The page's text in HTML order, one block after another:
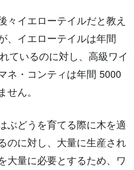
々イエローテイルだと教え
、イエローテイルは年間
ているのに対し、高級ワイ
ネ・コンティは年間 5000
ん。
ぶどうを育てる際に木を適
のに対し、大量に生産され
大量に必要とするため、ワ